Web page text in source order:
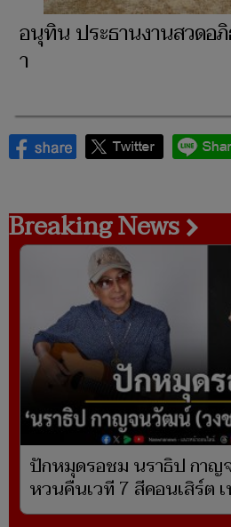
อนุทิน ประธานงานสวดอ
า
Breaking News
ปักหมุดรอชม นราธิป กาญ
หวนคืนเวที 7 สีคอนเสิร์ต